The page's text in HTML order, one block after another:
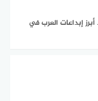
إبداعات العرب في